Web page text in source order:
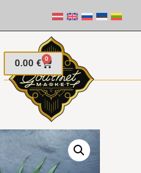
0.00 € 0